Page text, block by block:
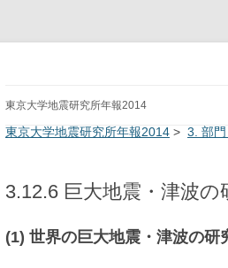
東京大学地震研究所年報2014
東京大学地震研究所年報2014 > 3. 部
3.12.6 巨大地震・津波の
(1) 世界の巨大地震・津波の研